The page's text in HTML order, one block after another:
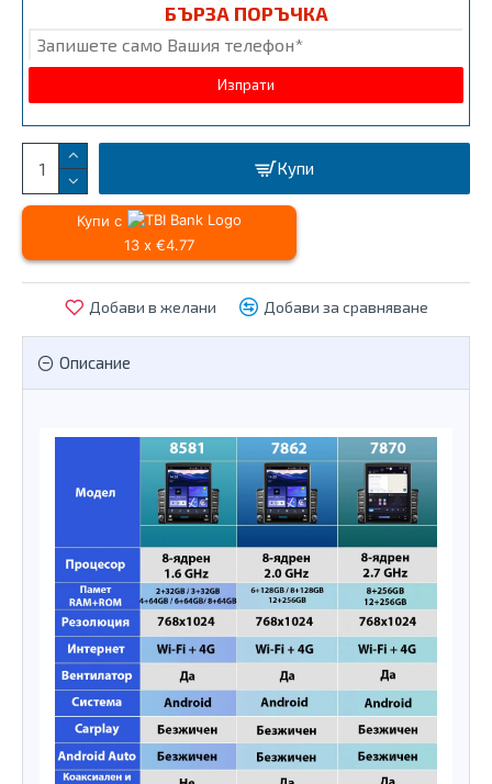
БЪРЗА ПОРЪЧКА
Купи
Купи с
13 x €4.77
Добави в желани Добави за сравняване
Описание